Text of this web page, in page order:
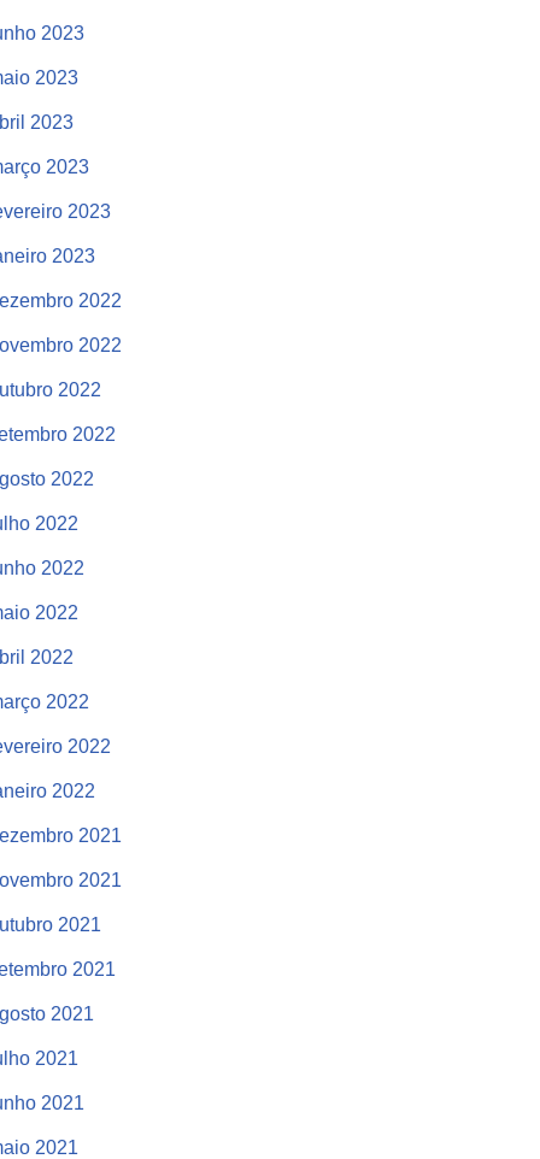
2023
2023
2023
2023
2023
2023
2022
2022
2022
2022
2022
2022
2022
2022
2022
2022
2022
2022
2021
2021
2021
2021
2021
2021
2021
2021